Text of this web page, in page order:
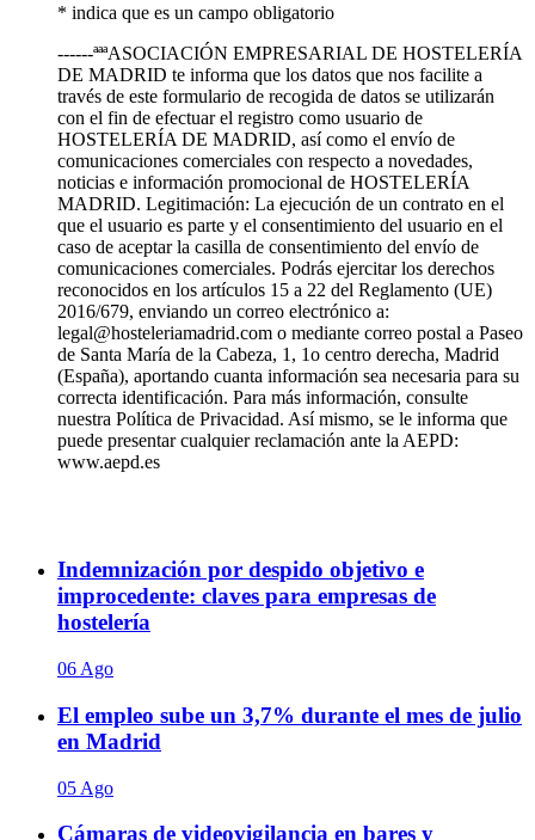
* indica que es un campo obligatorio
------ªªªASOCIACIÓN EMPRESARIAL DE HOSTELERÍA
DE MADRID te informa que los datos que nos facilite a
través de este formulario de recogida de datos se utilizarán
con el fin de efectuar el registro como usuario de
HOSTELERÍA DE MADRID, así como el envío de
comunicaciones comerciales con respecto a novedades,
noticias e información promocional de HOSTELERÍA
MADRID. Legitimación: La ejecución de un contrato en el
que el usuario es parte y el consentimiento del usuario en el
caso de aceptar la casilla de consentimiento del envío de
comunicaciones comerciales. Podrás ejercitar los derechos
reconocidos en los artículos 15 a 22 del Reglamento (UE)
2016/679, enviando un correo electrónico a:
legal@hosteleriamadrid.com o mediante correo postal a Paseo
de Santa María de la Cabeza, 1, 1o centro derecha, Madrid
(España), aportando cuanta información sea necesaria para su
correcta identificación. Para más información, consulte
nuestra Política de Privacidad. Así mismo, se le informa que
puede presentar cualquier reclamación ante la AEPD:
www.aepd.es
Indemnización por despido objetivo e
improcedente: claves para empresas de
hostelería
06 Ago
El empleo sube un 3,7% durante el mes de julio
en Madrid
05 Ago
Cámaras de videovigilancia en bares y